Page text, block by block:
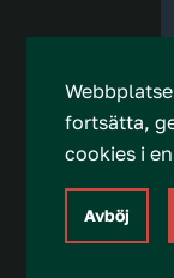
fortsätta,
cookies i
Avböj